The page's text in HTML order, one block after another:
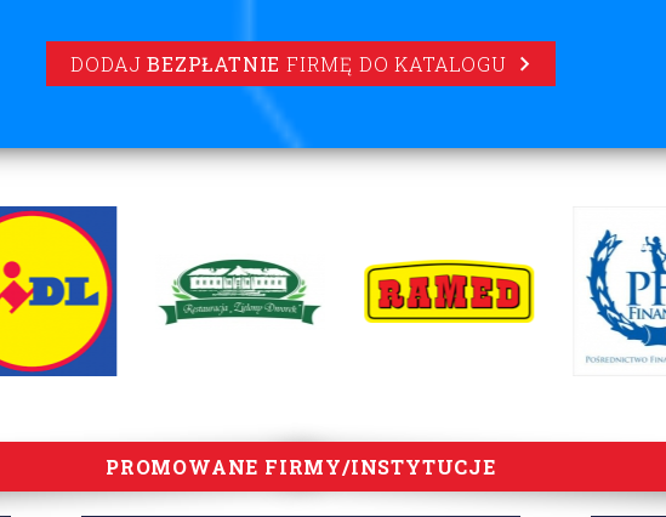
DODAJBEZPŁATNIE FIRMĘ DO KATALOGU
PROMOWANE FIRMY/INSTYTUCJE